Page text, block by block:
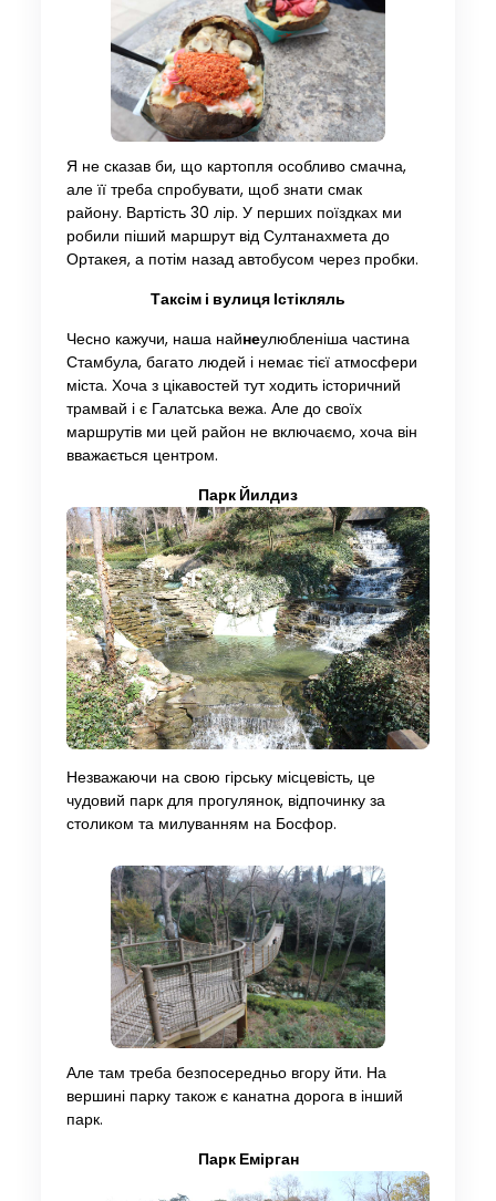
Я не сказав би, що картопля особливо смачна,
але її треба спробувати, щоб знати смак
району. Вартість 30 лір. У перших поїздках ми
робили піший маршрут від Султанахмета до
Ортакея, а потім назад автобусом через пробки.
Таксім і вулиця Істікляль
Чесно кажучи, наша найнеулюбленіша частина
Стамбула, багато людей і немає тієї атмосфери
міста. Хоча з цікавостей тут ходить історичний
трамвай і є Галатська вежа. Але до своїх
маршрутів ми цей район не включаємо, хоча він
вважається центром.
Парк Йилдиз
Незважаючи на свою гірську місцевість, це
чудовий парк для прогулянок, відпочинку за
столиком та милуванням на Босфор.
Але там треба безпосередньо вгору йти. На
вершині парку також є канатна дорога в інший
парк.
Парк Емірган